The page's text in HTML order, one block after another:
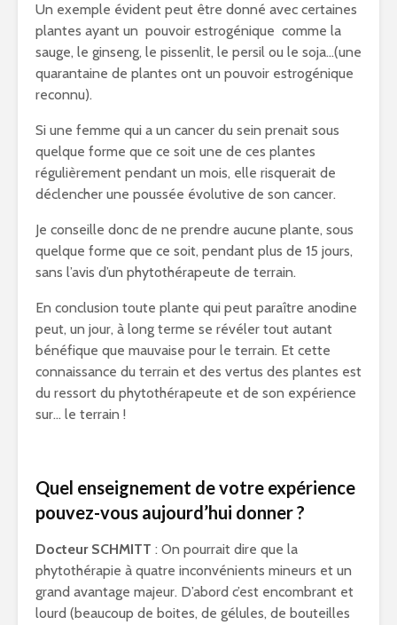
Un exemple évident peut être donné avec certaines
plantes ayant un pouvoir estrogénique comme la
sauge, le ginseng, le pissenlit, le persil ou le soja…(une
quarantaine de plantes ont un pouvoir estrogénique
reconnu).
Si une femme qui a un cancer du sein prenait sous
quelque forme que ce soit une de ces plantes
régulièrement pendant un mois, elle risquerait de
déclencher une poussée évolutive de son cancer.
Je conseille donc de ne prendre aucune plante, sous
quelque forme que ce soit, pendant plus de 15 jours,
sans l’avis d’un phytothérapeute de terrain.
En conclusion toute plante qui peut paraître anodine
peut, un jour, à long terme se révéler tout autant
bénéfique que mauvaise pour le terrain. Et cette
connaissance du terrain et des vertus des plantes est
du ressort du phytothérapeute et de son expérience
sur… le terrain !
Quel enseignement de votre expérience
pouvez-vous aujourd’hui donner ?
Docteur SCHMITT : On pourrait dire que la
phytothérapie à quatre inconvénients mineurs et un
grand avantage majeur. D’abord c’est encombrant et
lourd (beaucoup de boites, de gélules, de bouteilles